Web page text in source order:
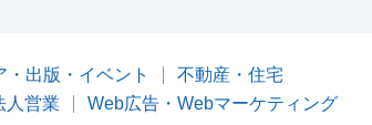
出版・イベント
不動産・住宅
人営業 Web広告・Webマーケティング